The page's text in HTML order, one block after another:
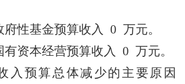
府性基金预算收入 0 万元。
有资本经营预算收入 0 万元。
入预算总体减少的主要原因